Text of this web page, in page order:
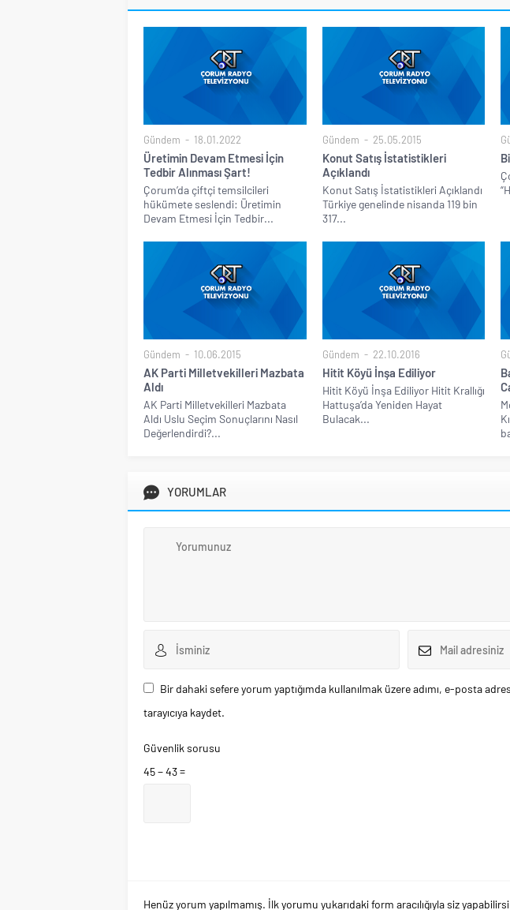
Gündem 18.01.2022
Üretimin Devam Etmesi İçin
Tedbir Alınması Şart!
Çorum’da çiftçi temsilcileri
hükümete seslendi: Üretimin
Devam Etmesi İçin Tedbir...
Gündem 25.05.2015
Konut Satış İstatistikleri
Açıklandı
Konut Satış İstatistikleri Açıklandı
Türkiye genelinde nisanda 119 bin
317...
Gündem 10.06.2015
AK Parti Milletvekilleri Mazbata
Aldı
AK Parti Milletvekilleri Mazbata
Aldı Uslu Seçim Sonuçlarını Nasıl
Değerlendirdi?...
Gündem 22.10.2016
Hitit Köyü İnşa Ediliyor
Hitit Köyü İnşa Ediliyor Hitit Krallığı
Hattuşa’da Yeniden Hayat
Bulacak...
YORUMLAR
Bir dahaki sefere yorum yaptığımda kullanılmak üzere adımı, e-posta
tarayıcıya kaydet.
Güvenlik sorusu
45 − 43 =
Henüz yorum yapılmamış. İlk yorumu yukarıdaki form aracılığıyla siz